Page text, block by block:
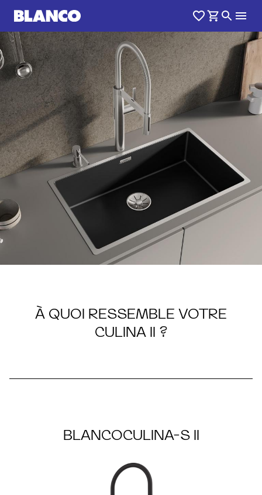
CULINA II
0
À QUOI RESSEMBLE VOTRE
CULINA II ?
BLANCOCULINA-S II